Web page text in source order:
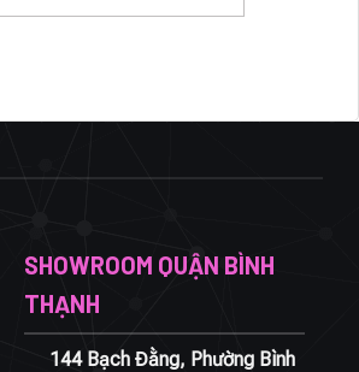
SHOWROOM QUẬN BÌNH
THẠNH
144 Bạch Đằng, Phường Bình